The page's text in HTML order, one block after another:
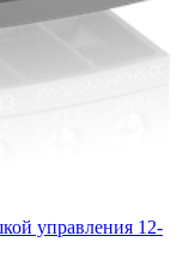
управления 12-